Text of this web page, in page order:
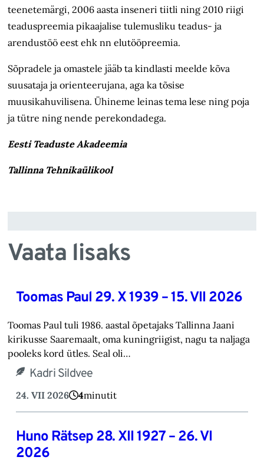
teenetemärgi, 2006 aasta inseneri tiitli ning 2010 riigi
teaduspreemia pikaajalise tulemusliku teadus- ja
arendustöö eest ehk nn elutööpreemia.
Sõpradele ja omastele jääb ta kindlasti meelde kõva
suusataja ja orienteerujana, aga ka tõsise
muusikahuvilisena. Ühineme leinas tema lese ning poja
ja tütre ning nende perekondadega.
Eesti Teaduste Akadeemia
Tallinna Tehnikaülikool
Vaata lisaks
Toomas Paul 29. X 1939 – 15. VII 2026
Toomas Paul tuli 1986. aastal õpetajaks Tallinna Jaani
kirikusse Saaremaalt, oma kuningriigist, nagu ta naljaga
pooleks kord ütles. Seal oli…
Kadri Sildvee
24. VII 2026 4minutit
Huno Rätsep 28. XII 1927 – 26. VI
2026